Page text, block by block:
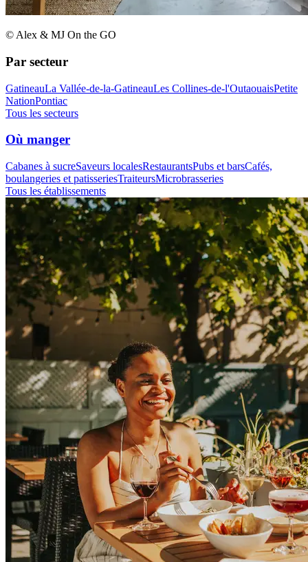
© Alex & MJ On the GO
Par secteur
GatineauLa Vallée-de-la-GatineauLes Collines-de-l'OutaouaisPetite
NationPontiac
Tous les secteurs
Où manger
Cabanes à sucreSaveurs localesRestaurantsPubs et barsCafés,
boulangeries et patisseriesTraiteursMicrobrasseries
Tous les établissements